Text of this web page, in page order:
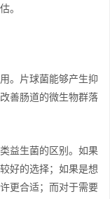
。
。片球菌能够产生抑
善肠道的微生物群落
益生菌的区别。如果
好的选择；如果是想
更合适；而对于需要